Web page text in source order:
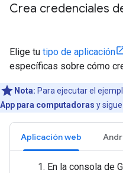
Crea credenciales
Elige tu tipo de aplicación
específicas sobre cómo
Nota: Para ejecutar el
App para computadoras y
Aplicación web
En la consola de